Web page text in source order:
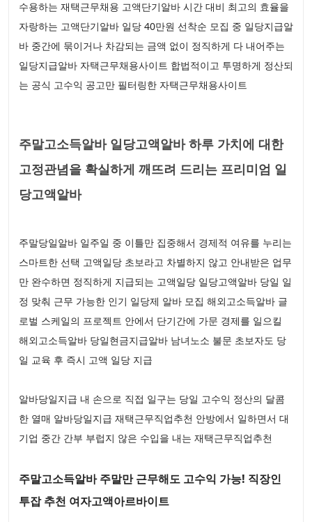
수용하는 재택근무채용 고액단기알바 시간 대비 최고의 효율을
자랑하는 고액단기알바 일당 40만원 선착순 모집 중 일당지급알
바 중간에 묶이거나 차감되는 금액 없이 정직하게 다 내어주는
일당지급알바 자택근무채용사이트 합법적이고 투명하게 정산되
는 공식 고수익 공고만 필터링한 자택근무채용사이트
주말고소득알바 일당고액알바 하루 가치에 대한
고정관념을 확실하게 깨뜨려 드리는 프리미엄 일
당고액알바
주말당일알바 일주일 중 이틀만 집중해서 경제적 여유를 누리는
스마트한 선택 고액일당 초보라고 차별하지 않고 안내받은 업무
만 완수하면 정직하게 지급되는 고액일당 일당고액알바 당일 일
정 맞춰 근무 가능한 인기 일당제 알바 모집 해외고소득알바 글
로벌 스케일의 프로젝트 안에서 단기간에 가문 경제를 일으킬
해외고소득알바 당일현금지급알바 남녀노소 불문 초보자도 당
일 교육 후 즉시 고액 일당 지급
알바당일지급 내 손으로 직접 일구는 당일 고수익 정산의 달콤
한 열매 알바당일지급 재택근무직업추천 안방에서 일하면서 대
기업 중간 간부 부럽지 않은 수입을 내는 재택근무직업추천
주말고소득알바 주말만 근무해도 고수익 가능! 직장인
투잡 추천 여자고액아르바이트